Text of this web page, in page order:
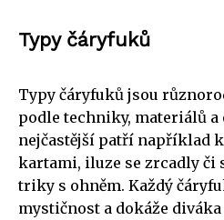
Typy čáryfuků
Typy čáryfuků jsou
podle techniky, materiálů a
nejčastější patří například
kartami, iluze se zrcadly či
triky s ohněm. Každý
mystičnost a dokáže